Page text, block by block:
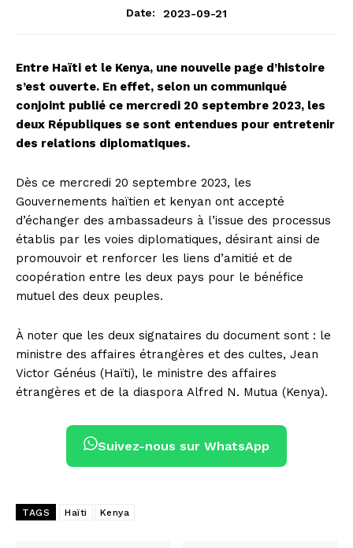
Date:
2023-09-21
Entre Haïti et le Kenya, une nouvelle page d’histoire
s’est ouverte. En effet, selon un communiqué
conjoint publié ce mercredi 20 septembre 2023, les
deux Républiques se sont entendues pour entretenir
des relations diplomatiques.
Dès ce mercredi 20 septembre 2023, les
Gouvernements haïtien et kenyan ont accepté
d’échanger des ambassadeurs à l’issue des processus
établis par les voies diplomatiques, désirant ainsi de
promouvoir et renforcer les liens d’amitié et de
coopération entre les deux pays pour le bénéfice
mutuel des deux peuples.
À noter que les deux signataires du document sont : le
ministre des affaires étrangères et des cultes, Jean
Victor Généus (Haïti), le ministre des affaires
étrangères et de la diaspora Alfred N. Mutua (Kenya).
Suivez-nous sur WhatsApp
TAGS Haïti Kenya